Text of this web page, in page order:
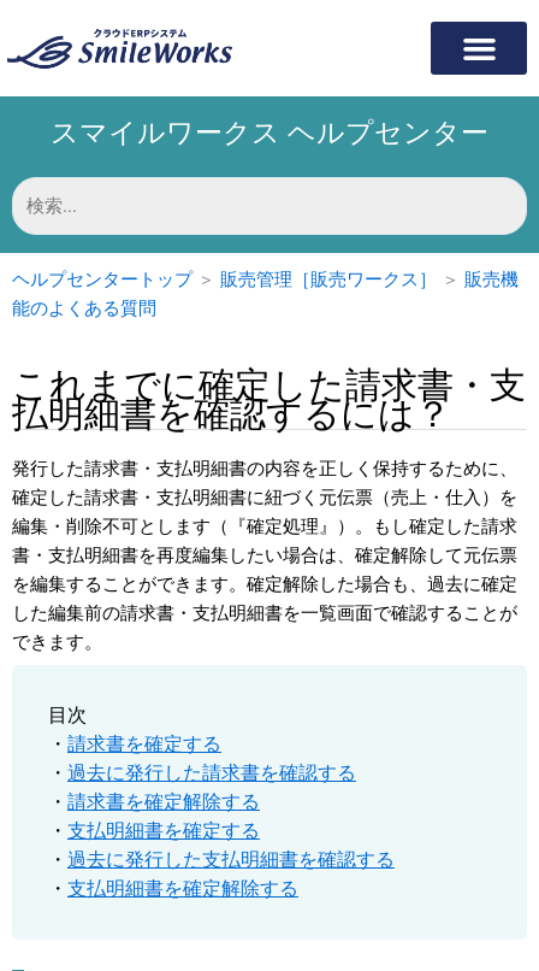
ス
プ
スマイルワークス ヘルプセンター
検
索
対
象:
ヘルプセンタートップ＞ 販売管理［販売ワークス］ ＞ 販売機
能のよくある質問
これまでに確定した請求書・支
払明細書を確認するには？
発行した請求書・支払明細書の内容を正しく保持するために、
確定した請求書・支払明細書に紐づく元伝票（売上・仕入）を
編集・削除不可とします（『確定処理』）。もし確定した請求
書・支払明細書を再度編集したい場合は、確定解除して元伝票
を編集することができます。確定解除した場合も、過去に確定
した編集前の請求書・支払明細書を一覧画面で確認することが
できます。
目次
・ 請求書を確定する
・ 過去に発行した請求書を確認する
・ 請求書を確定解除する
・ 支払明細書を確定する
・ 過去に発行した支払明細書を確認する
・ 支払明細書を確定解除する